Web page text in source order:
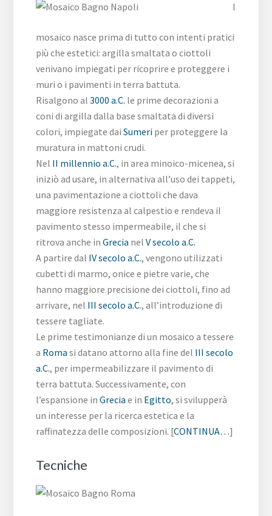
l
mosaico nasce prima di tutto con intenti pratici
più che estetici: argilla smaltata o ciottoli
venivano impiegati per ricoprire e proteggere i
muri o i pavimenti in terra battuta.
Risalgono al3000 a.C. le prime decorazioni a
coni di argilla dalla base smaltata di diversi
colori, impiegate daiSumeri per proteggere la
muratura in mattoni crudi.
Nel II millennio a.C., in area minoico-micenea, si
iniziò ad usare, in alternativa all’uso dei tappeti,
una pavimentazione a ciottoli che dava
maggiore resistenza al calpestio e rendeva il
pavimento stesso impermeabile, il che si
ritrova anche inGrecia nelV secolo a.C.
A partire dal IV secolo a.C., vengono utilizzati
cubetti di marmo, onice e pietre varie, che
hanno maggiore precisione dei ciottoli, fino ad
arrivare, nel III secolo a.C., all’introduzione di
tessere tagliate.
Le prime testimonianze di un mosaico a tessere
a Roma si datano attorno alla fine del III secolo
a.C., per impermeabilizzare il pavimento di
terra battuta. Successivamente, con
l’espansione inGrecia e in Egitto, si svilupperà
un interesse per la ricerca estetica e la
raffinatezza delle composizioni. [CONTINUA…]
Tecniche